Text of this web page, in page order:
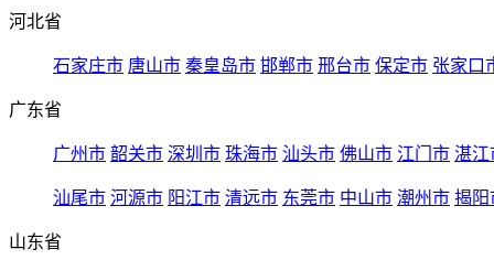
河北省
石家庄市 唐山市 秦皇岛市 邯郸市 邢台市 保定市 张家口
广东省
广州市 韶关市 深圳市 珠海市 汕头市 佛山市 江门市 湛江
汕尾市 河源市 阳江市 清远市 东莞市 中山市 潮州市 揭阳
山东省